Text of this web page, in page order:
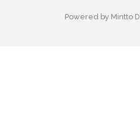
Powered by Mintto